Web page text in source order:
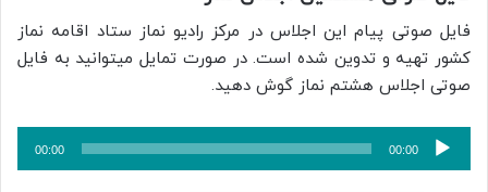
فایل صوتی پیام این اجلاس در مرکز رادیو نماز ستاد اقامه نماز
کشور تهیه و تدوین شده است. در صورت تمایل میتوانید به فایل
صوتی اجلاس هشتم نماز گوش دهید.
پخش‌کننده
صوت
00:00
00:00